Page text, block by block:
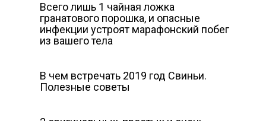
Всего лишь 1 чайная ложка
гранатового порошка, и опасные
инфекции устроят марафонский побег
из вашего тела
В чем встречать 2019 год Свиньи.
Полезные советы